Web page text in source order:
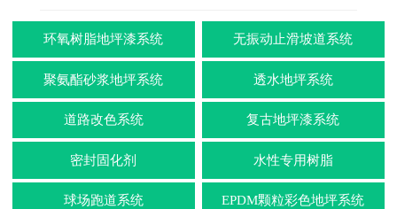
环氧树脂地坪漆系统 无振动止滑坡道系统
聚氨酯砂浆地坪系统 透水地坪系统
道路改色系统 复古地坪漆系统
密封固化剂 水性专用树脂
球场跑道系统 EPDM颗粒彩色地坪系统